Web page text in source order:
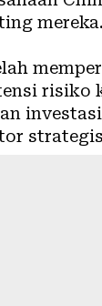
mereka.
risiko